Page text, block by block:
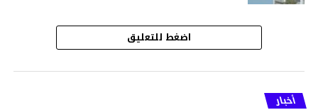
اضغط للتعليق
أخبار